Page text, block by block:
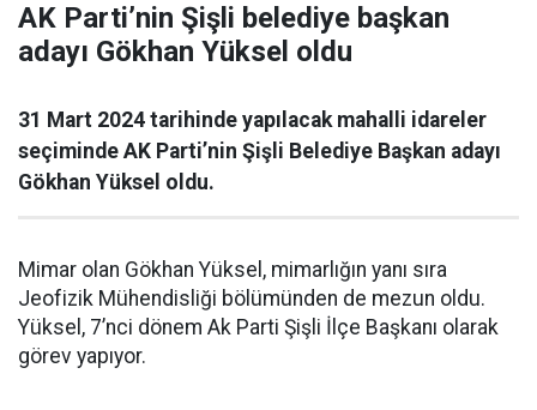
AK Parti’nin Şişli belediye başkan
adayı Gökhan Yüksel oldu
31 Mart 2024 tarihinde yapılacak mahalli idareler
seçiminde AK Parti’nin Şişli Belediye Başkan adayı
Gökhan Yüksel oldu.
Mimar olan Gökhan Yüksel, mimarlığın yanı sıra
Jeofizik Mühendisliği bölümünden de mezun oldu.
Yüksel, 7’nci dönem Ak Parti Şişli İlçe Başkanı olarak
görev yapıyor.